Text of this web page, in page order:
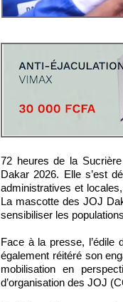
72 heures de la
Dakar 2026. Elle s’est
administratives et
La mascotte des JOJ
sensibiliser les
Face à la presse, l’édile
également réitéré son
mobilisation en
d’organisation des JOJ